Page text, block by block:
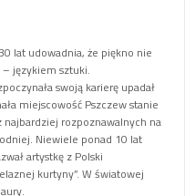
lat udowadnia, że piękno nie
językiem sztuki.
swoją karierę upadał
miejscowość Pszczew stanie
rozpoznawalnych na
Niewiele ponad 10 lat
artystkę z Polski
kurtyny”. W światowej